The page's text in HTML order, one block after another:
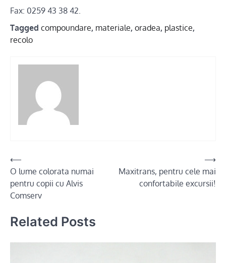
Fax: 0259 43 38 42.
Tagged compoundare, materiale, oradea, plastice,
recolo
Post
navigation
⟵
O lume colorata numai
pentru copii cu Alvis
Comserv
Maxitrans, pentru cele mai
confortabile excursii!
⟶
Related Posts